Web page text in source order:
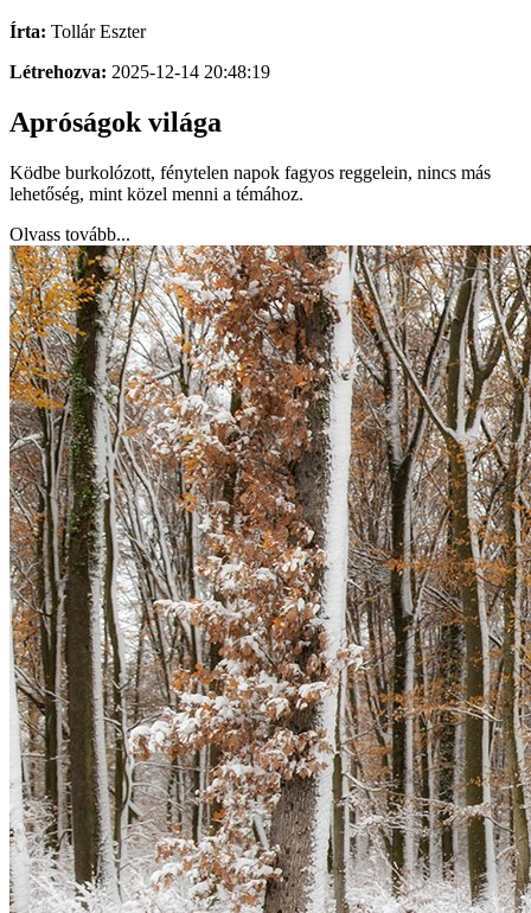
Írta: Tollár Eszter
Létrehozva: 2025-12-14 20:48:19
Apróságok világa
Ködbe burkolózott, fénytelen napok fagyos reggelein, nincs más
lehetőség, mint közel menni a témához.
Olvass tovább...